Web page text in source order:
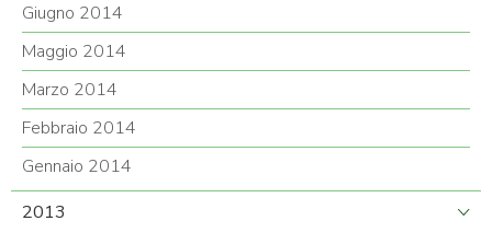
Giugno 2014
Maggio 2014
Marzo 2014
Febbraio 2014
Gennaio 2014
2013